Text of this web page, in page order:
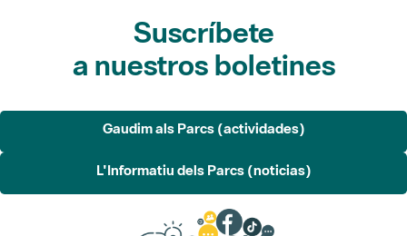
Suscríbete
a nuestros boletines
Gaudim als Parcs (actividades)
L'Informatiu dels Parcs (noticias)